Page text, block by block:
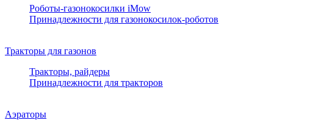
Роботы-газонокосилки iMow
Принадлежности для газонокосилок-роботов
Тракторы для газонов
Тракторы, райдеры
Принадлежности для тракторов
Аэраторы